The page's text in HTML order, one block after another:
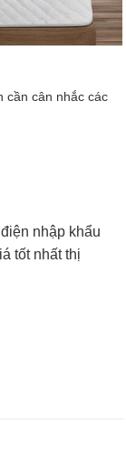
cần cân nhắc các
nhập khẩu
tốt nhất thị